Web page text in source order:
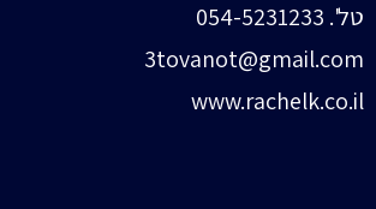
טל'. 054-5231233
3tovanot@gmail.com
www.rachelk.co.il